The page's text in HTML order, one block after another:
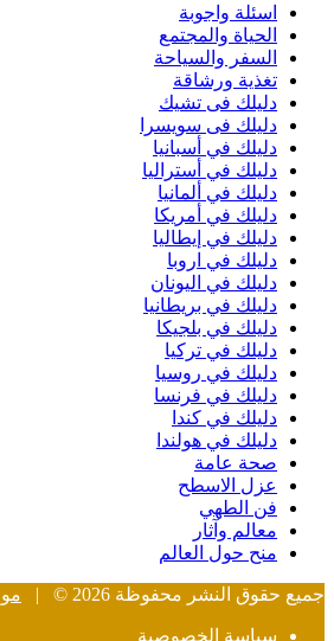
اسئلة واجوبة
الحياة والمجتمع
السفر والسياحة
تغذية ورشاقة
دليلك فى تشيك
دليلك فى سويسرا
دليلك في أسبانيا
دليلك في أستراليا
دليلك في ألمانيا
دليلك في أمريكا
دليلك في إيطاليا
دليلك في اروبا
دليلك في اليونان
دليلك في بريطانيا
دليلك في بلجيكا
دليلك في تركيا
دليلك في روسيا
دليلك في فرنسا
دليلك في كندا
دليلك في هولندا
صحة عامة
عزل الاسطح
فن الطهي
معالم وآثار
منح حول العالم
جميع حقوق النشر محفوظة 2026 © |
سياسة الخصوصية